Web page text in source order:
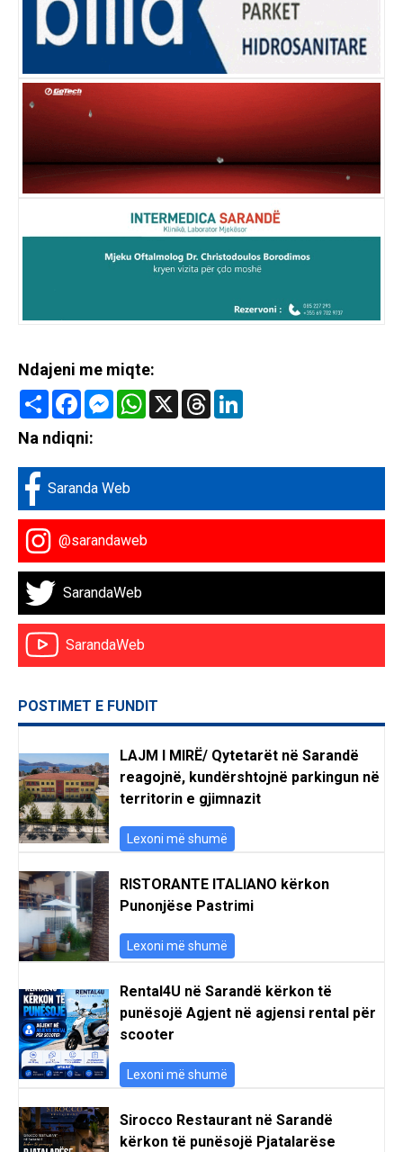
Ndajeni me miqte:
Share FacebookMessenger
WhatsApp
X Threads
Na ndiqni:
Saranda Web
@sarandaweb
SarandaWeb
SarandaWeb
POSTIMET E FUNDIT
LAJM I MIRË/ Qytetarët në Sarandë
reagojnë, kundërshtojnë parkingun në
territorin e gjimnazit
Lexoni më shumë
RISTORANTE ITALIANO kërkon
Punonjëse Pastrimi
Lexoni më shumë
Rental4U në Sarandë kërkon të
punësojë Agjent në agjensi rental për
scooter
Lexoni më shumë
Sirocco Restaurant në Sarandë
kërkon të punësojë Pjatalarëse